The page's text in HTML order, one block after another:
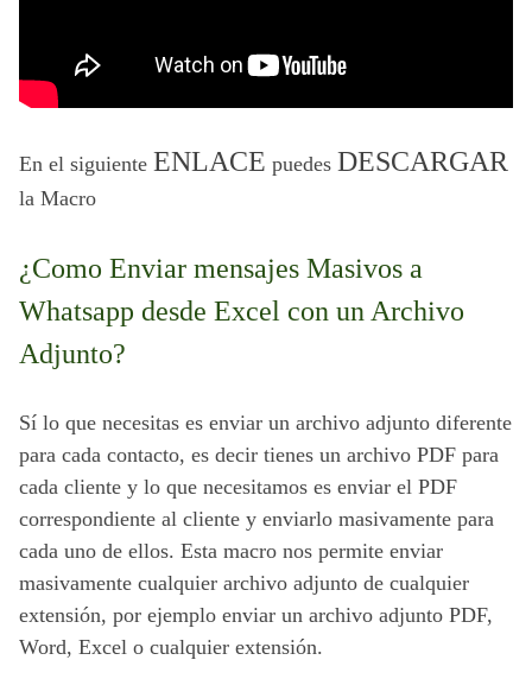
En el siguiente ENLACE puedes DESCARGAR
la Macro
¿Como Enviar mensajes Masivos a
Whatsapp desde Excel con un Archivo
Adjunto?
Sí lo que necesitas es enviar un archivo adjunto diferente
para cada contacto, es decir tienes un archivo PDF para
cada cliente y lo que necesitamos es enviar el PDF
correspondiente al cliente y enviarlo masivamente para
cada uno de ellos. Esta macro nos permite enviar
masivamente cualquier archivo adjunto de cualquier
extensión, por ejemplo enviar un archivo adjunto PDF,
Word, Excel o cualquier extensión.